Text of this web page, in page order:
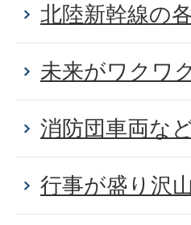
北陸新幹線の
未来がワクワ
消防団車両な
行事が盛り沢